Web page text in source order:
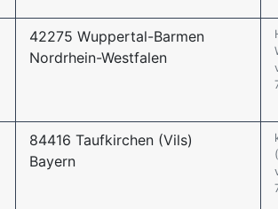
42275 Wuppertal-Barmen
Nordrhein-Westfalen
84416 Taufkirchen (Vils)
Bayern